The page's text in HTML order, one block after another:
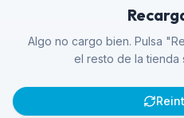
Algo no cargo bien. Pulsa
el resto de la tienda